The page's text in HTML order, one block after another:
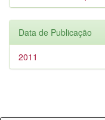
Data de Publicação
2011